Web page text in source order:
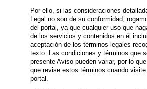
Por ello, si las consideraciones
Legal no son de su conformidad,
del portal, ya que cualquier uso que
de los servicios y contenidos en él
aceptación de los términos legales
texto. Las condiciones y términos que
presente Aviso pueden variar, por lo
que revise estos términos cuando
portal.